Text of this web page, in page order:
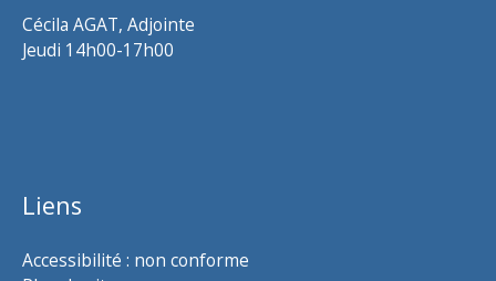
Cécila AGAT, Adjointe
Jeudi 14h00-17h00
Liens
Accessibilité : non conforme